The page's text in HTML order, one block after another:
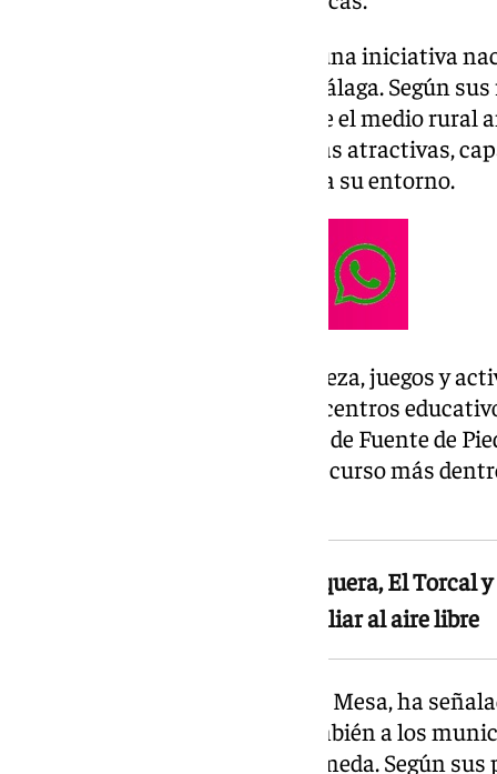
El reconocimiento distingue a una iniciativa
del interior de la provincia de Málaga. Según
con el objetivo de demostrar que el medio rural
desarrollar propuestas turísticas atractivas,
económica y de dar proyección a su entorno.
El parque, que combina naturaleza, juegos y
pensado para familias, grupos, centros
cercana a Antequera, la Laguna de Fuente de
Antequera, lo convierte en un recurso más
El parque, situado junto a Antequera, El Torcal
combina naturaleza y ocio familiar al aire libre
El impulsor del proyecto, Rafael Mesa, ha
únicamente al parque, sino también a los
Mollina, Fuente de Piedra y Alameda. Según